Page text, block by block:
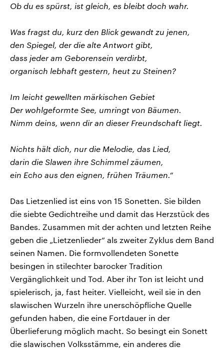
Ob du es spürst, ist gleich, es bleibt doch wahr.
Was fragst du, kurz den Blick gewandt zu jenen,
den Spiegel, der die alte Antwort gibt,
dass jeder am Geborensein verdirbt,
organisch lebhaft gestern, heut zu Steinen?
Im leicht gewellten märkischen Gebiet
Der wohlgeformte See, umringt von Bäumen.
Nimm deins, wenn dir an dieser Freundschaft liegt.
Nichts hält dich, nur die Melodie, das Lied,
darin die Slawen ihre Schimmel zäumen,
ein Echo aus den eignen, frühen Träumen.“
Das Lietzenlied ist eins von 15 Sonetten. Sie bilden
die siebte Gedichtreihe und damit das Herzstück des
Bandes. Zusammen mit der achten und letzten Reihe
geben die „Lietzenlieder“ als zweiter Zyklus dem Band
seinen Namen. Die formvollendeten Sonette
besingen in stilechter barocker Tradition
Vergänglichkeit und Tod. Aber ihr Ton ist leicht und
spielerisch, ja, fast heiter. Vielleicht, weil sie in den
slawischen Wurzeln ihre unerschöpfliche Quelle
gefunden haben, die eine Fortdauer in der
Überlieferung möglich macht. So besingt ein Sonett
die slawischen Volksstämme, ein anderes die